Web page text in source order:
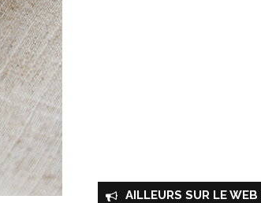
AILLEURS SUR LE WEB